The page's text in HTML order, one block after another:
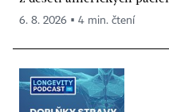
6. 8. 2026 ▪ 4 min. čtení